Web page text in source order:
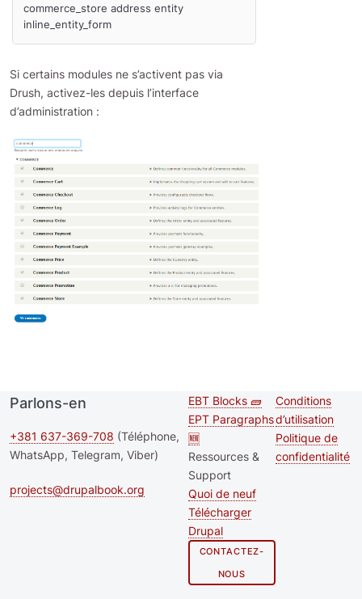
commerce_store address entity
inline_entity_form
Si certains modules ne s’activent pas via
Drush, activez-les depuis l’interface
d’administration :
Parlons-en
+381 637-369-708 (Téléphone,
WhatsApp, Telegram, Viber)
projects@drupalbook.org
Second
footer
menu
EBT Blocks 🧱
EPT Paragraphs
🆕
Ressources &
Support
Quoi de neuf
Télécharger
Drupal
CONTACTEZ-
NOUS
Footer
Conditions
d’utilisation
Politique de
confidentialité